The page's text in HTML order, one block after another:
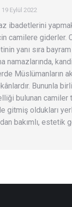
19 Eylül 2022
ibadetlerini
camilere giderler.
yanı sıra bayram
namazlarında,
Müslümanların
Bununla
bulunan camiler
gitmiş oldukları
bakımlı, estetik